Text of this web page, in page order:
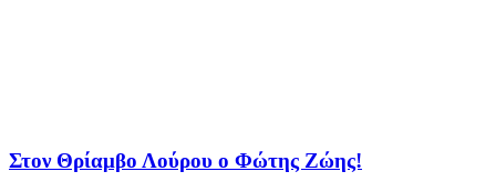
Στον Θρίαμβο Λούρου ο Φώτης Ζώης!